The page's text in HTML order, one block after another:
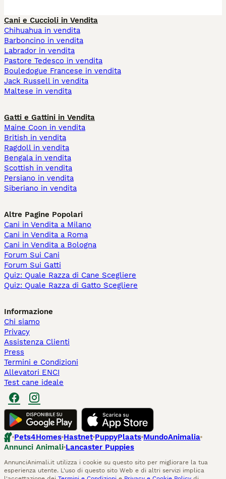
Cani e Cuccioli in Vendita
Chihuahua in vendita
Barboncino in vendita
Labrador in vendita
Pastore Tedesco in vendita
Bouledogue Francese in vendita
Jack Russell in vendita
Maltese in vendita
Gatti e Gattini in Vendita
Maine Coon in vendita
British in vendita
Ragdoll in vendita
Bengala in vendita
Scottish in vendita
Persiano in vendita
Siberiano in vendita
Altre Pagine Popolari
Cani in Vendita a Milano
Cani in Vendita a Roma
Cani in Vendita a Bologna
Forum Sui Cani
Forum Sui Gatti
Quiz: Quale Razza di Cane Scegliere
Quiz: Quale Razza di Gatto Scegliere
Informazione
Chi siamo
Privacy
Assistenza Clienti
Press
Termini e Condizioni
Allevatori ENCI
Test cane ideale
Pets4Homes Hastnet PuppyPlaats MundoAnimalia
Annunci Animali Lancaster Puppies
AnnunciAnimali.it utilizza i cookie su questo sito per migliorare la tua
esperienza utente. L'uso di questo sito Web e di altri servizi implica